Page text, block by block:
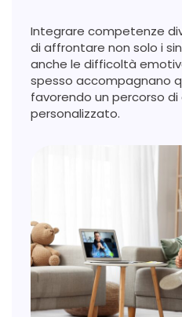
Integrare competenze
di affrontare non solo i
anche le difficoltà
spesso accompagnano
favorendo un percorso
personalizzato.